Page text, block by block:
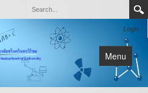
Login
Menu